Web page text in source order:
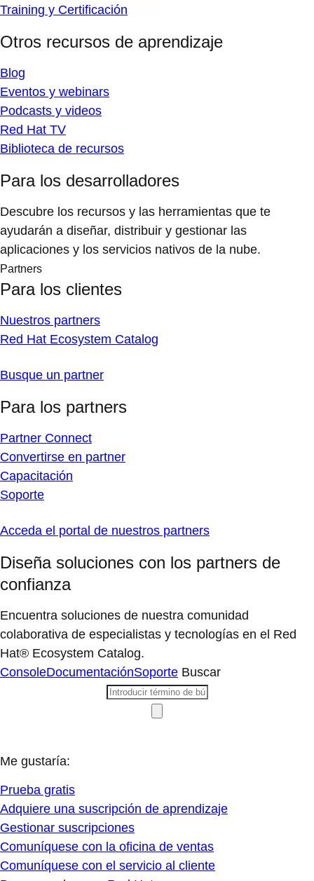
Training y Certificación
Otros recursos de aprendizaje
Blog
Eventos y webinars
Podcasts y videos
Red Hat TV
Biblioteca de recursos
Para los desarrolladores
Descubre los recursos y las herramientas que te
ayudarán a diseñar, distribuir y gestionar las
aplicaciones y los servicios nativos de la nube.
Partners
Para los clientes
Nuestros partners
Red Hat Ecosystem Catalog
Busque un partner
Para los partners
Partner Connect
Convertirse en partner
Capacitación
Soporte
Acceda el portal de nuestros partners
Diseña soluciones con los partners de
confianza
Encuentra soluciones de nuestra comunidad
colaborativa de especialistas y tecnologías en el Red
Hat® Ecosystem Catalog.
ConsoleDocumentaciónSoporte Buscar
Me gustaría:
Prueba gratis
Adquiere una suscripción de aprendizaje
Gestionar suscripciones
Comuníquese con la oficina de ventas
Comuníquese con el servicio al cliente